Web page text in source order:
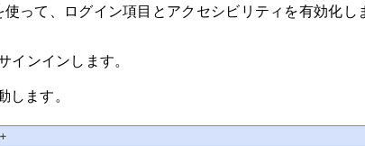
て、ログイン項目とアクセシビリティを有効化し
インインします。
ます。